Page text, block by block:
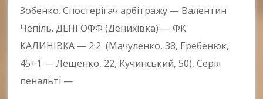
Зобенко. Спостерігач арбітражу — Валентин
Чепіль. ДЕНГОФФ (Денихівка) — ФК
КАЛИНІВКА — 2:2 (Мачуленко, 38, Гребенюк,
45+1 — Лещенко, 22, Кучинський, 50), Серія
пенальті —